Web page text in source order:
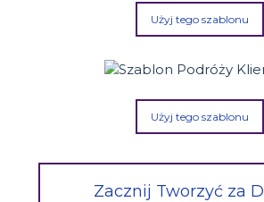
Użyj tego szablonu
Użyj tego szablonu
Zacznij Tworzyć za